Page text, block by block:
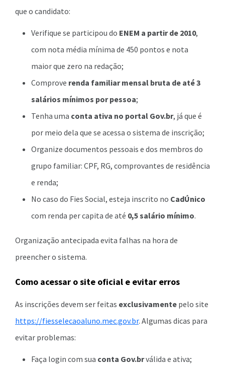
que o candidato:
Verifique se participou do ENEM a partir de 2010,
com nota média mínima de 450 pontos e nota
maior que zero na redação;
Comprove renda familiar mensal bruta de até 3
salários mínimos por pessoa;
Tenha uma conta ativa no portal Gov.br, já que é
por meio dela que se acessa o sistema de inscrição;
Organize documentos pessoais e dos membros do
grupo familiar: CPF, RG, comprovantes de residência
e renda;
No caso do Fies Social, esteja inscrito no CadÚnico
com renda per capita de até 0,5 salário mínimo.
Organização antecipada evita falhas na hora de
preencher o sistema.
Como acessar o site oficial e evitar erros
As inscrições devem ser feitas exclusivamente pelo site
https://fiesselecaoaluno.mec.gov.br. Algumas dicas para
evitar problemas:
Faça login com sua conta Gov.brválida e ativa;